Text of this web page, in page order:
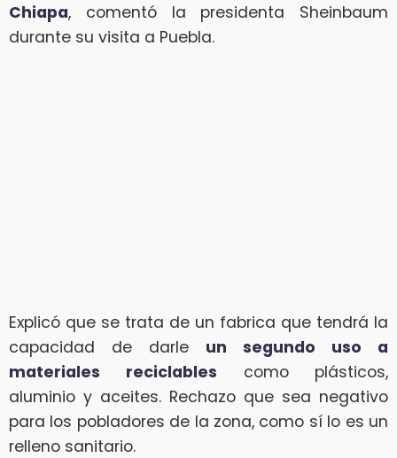
Chiapa, comentó la presidenta Sheinbaum
durante su visita a Puebla.
Explicó que se trata de un fabrica que tendrá la
capacidad de darle un segundo uso a
materiales
reciclables como plásticos,
aluminio y aceites. Rechazo que sea negativo
para los pobladores de la zona, como sí lo es un
relleno sanitario.